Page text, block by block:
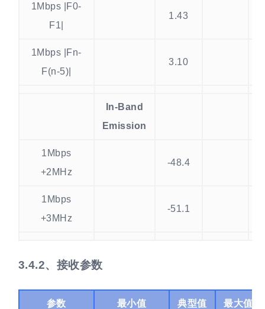
1Mbps |F0-
F1|
1.43
1Mbps |Fn-
F(n-5)|
3.10
In-Band
Emission
1Mbps
+2MHz
-48.4
1Mbps
+3MHz
-51.1
接收参数
参数 最小值 典型值 最大值